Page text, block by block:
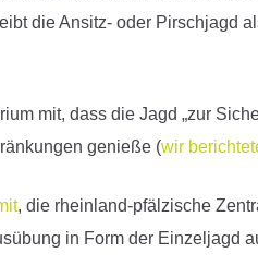
die Ansitz- oder Pirschjagd
mit, dass die Jagd „zur
genieße (wir
, die rheinland-pfälzische
in Form der Einzeljagd